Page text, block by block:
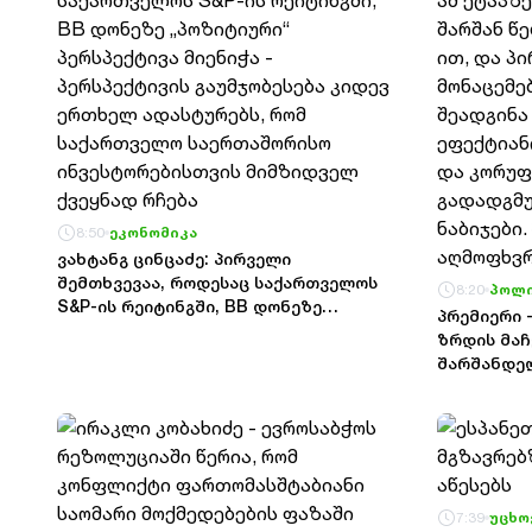
აქტის ჩამდენი, სხვა არაერთ
დანაშაულში მხილებული და ამ
დრომდე დაუსჯელობის სინდრომის
გამო გათავხედებული - გია ბარამიძე!
8:50 ეკონომიკა
ვახტანგ ცინცაძე: პირველი
შემთხვევაა, როდესაც საქართველოს
S&P-ის რეიტინგში, BB დონეზე
ინვესტორებისთვის მიმზიდველ
ქვეყნად რჩება
8:20
პრემიერი
ზრდის
პირველი
ამის
პოლიტიკა
7:39